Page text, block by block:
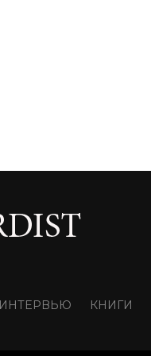
ИНТЕРВЬЮ КНИГИ